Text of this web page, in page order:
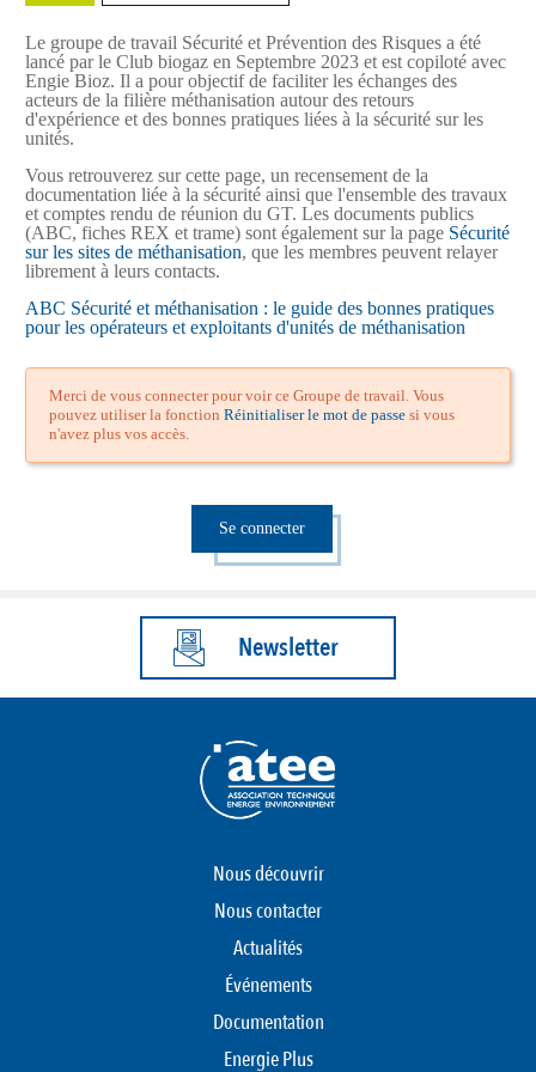
Le groupe de travail Sécurité et Prévention des Risques a été
lancé par le Club biogaz en Septembre 2023 et est copiloté avec
Engie Bioz. Il a pour objectif de faciliter les échanges des
acteurs de la filière méthanisation autour des retours
d'expérience et des bonnes pratiques liées à la sécurité sur les
unités.
Vous retrouverez sur cette page, un recensement de la
documentation liée à la sécurité ainsi que l'ensemble des travaux
et comptes rendu de réunion du GT. Les documents publics
(ABC, fiches REX et trame) sont également sur la page Sécurité
sur les sites de méthanisation, que les membres peuvent relayer
librement à leurs contacts.
ABC Sécurité et méthanisation : le guide des bonnes pratiques
pour les opérateurs et exploitants d'unités de méthanisation
Merci de vous connecter pour voir ce Groupe de travail. Vous
pouvez utiliser la fonctionRéinitialiser le mot de passe si vous
n'avez plus vos accès.
Se connecter
Newsletter
Nous découvrir
Nous contacter
Actualités
Événements
Documentation
Energie Plus